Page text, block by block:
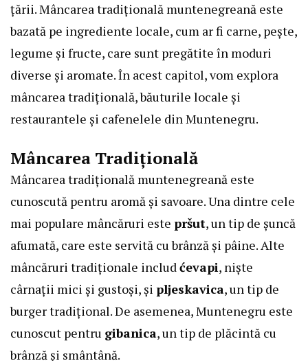
țării. Mâncarea tradițională muntenegreană este
bazată pe ingrediente locale, cum ar fi carne, pește,
legume și fructe, care sunt pregătite în moduri
diverse și aromate. În acest capitol, vom explora
mâncarea tradițională, băuturile locale și
restaurantele și cafenelele din Muntenegru.
Mâncarea Tradițională
Mâncarea tradițională muntenegreană este
cunoscută pentru aromă și savoare. Una dintre cele
mai populare mâncăruri este pršut, un tip de șuncă
afumată, care este servită cu brânză și pâine. Alte
mâncăruri tradiționale includćevapi, niște
cârnații mici și gustoși, și pljeskavica, un tip de
burger tradițional. De asemenea, Muntenegru este
cunoscut pentru gibanica, un tip de plăcintă cu
brânză și smântână.